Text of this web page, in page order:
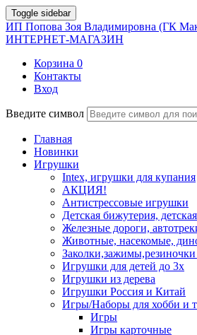
Toggle sidebar
ИП Попова Зоя Владимировна (ГК
ИНТЕРНЕТ-МАГАЗИН
Корзина 0
Контакты
Вход
Введите символ
Главная
Новинки
Игрушки
Intex, игрушки для купания
АКЦИЯ!
Антистрессовые игрушки
Детская бижутерия,
Железные дороги,
Животные, насекомые,
Заколки,зажимы,резиночки
Игрушки для детей до 3х
Игрушки из дерева
Игрушки Россия и Китай
Игры/Наборы для хобби и
Игры
Игры карточные